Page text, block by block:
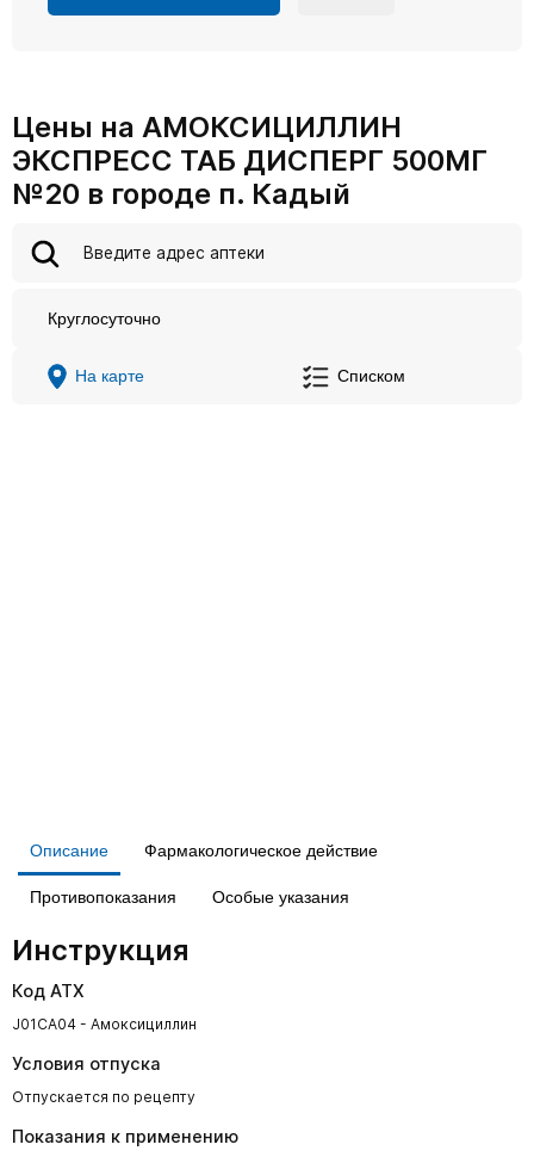
Цены на АМОКСИЦИЛЛИН
ЭКСПРЕСС ТАБ ДИСПЕРГ 500МГ
№20 в городе п. Кадый
Круглосуточно
На карте Списком
Описание Фармакологическое действие
Противопоказания Особые указания
Инструкция
Код АТХ
J01CA04 - Амоксициллин
Условия отпуска
Отпускается по рецепту
Показания к применению